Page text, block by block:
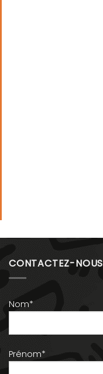
CONTACTEZ-NOUS
Nom*
Prénom*